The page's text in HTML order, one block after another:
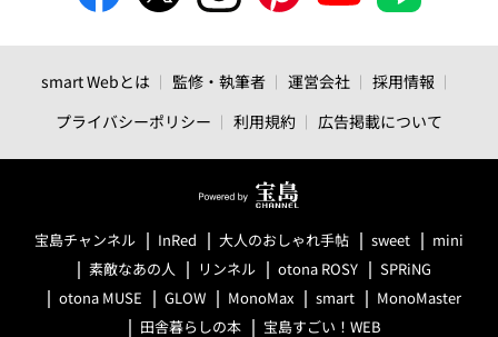
smart Webとは 監修・執筆者 運営会社
採用情報
プライバシーポリシー
利用規約 広告掲載について
宝島チャンネル InRed 大人のおしゃれ手帖 sweet
mini
素敵なあの人
リンネル otona ROSY
SPRiNG
otona MUSE
GLOW MonoMax smart
MonoMaster
田舎暮らしの本
宝島すごい！WEB